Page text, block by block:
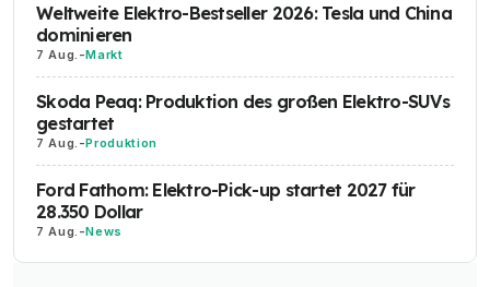
Weltweite Elektro-Bestseller 2026: Tesla und China
dominieren
7 Aug. -Markt
Skoda Peaq: Produktion des großen Elektro-SUVs
gestartet
7 Aug. -Produktion
Ford Fathom: Elektro-Pick-up startet 2027 für
28.350 Dollar
7 Aug. -News